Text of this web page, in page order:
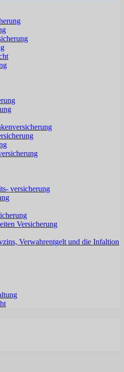
versicherung
Versicherung
Verwahrentgelt und die Infaltion